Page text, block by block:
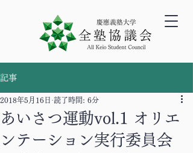
記事
あいさつ運動vol.1 オリエ
ンテーション実行委員会
2018年5月16日 読了時間: 6分